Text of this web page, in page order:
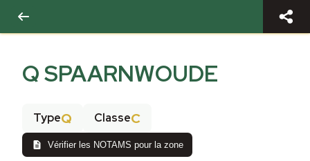
Q SPAARNWOUDE
TypeQ ClasseC
Vérifier les NOTAMS pour la zone